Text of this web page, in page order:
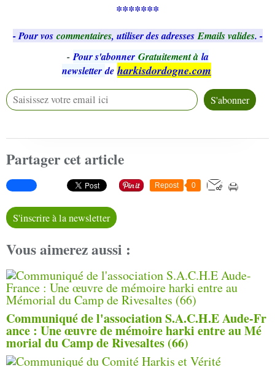
*******
- Pour vos commentaires, utiliser des adresses Emails valides. -
- Pour s'abonner Gratuitement à la
newsletter de harkisdordogne.com
Partager cet article
Repost 0
S'inscrire à la newsletter
Vous aimerez aussi :
Communiqué de l'association S.A.C.H.E Aude-Fr
ance : Une œuvre de mémoire harki entre au Mé
morial du Camp de Rivesaltes (66)